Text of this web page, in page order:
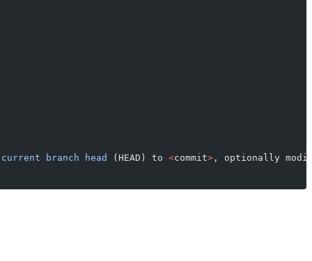
current branch head (HEAD) to <commit>, optionally